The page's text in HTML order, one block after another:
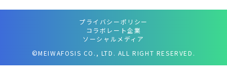
プライバシーポリシー
コラボレート企業
ソーシャルメディア
©MEIWAFOSIS CO., LTD. ALL RIGHT RESERVED.